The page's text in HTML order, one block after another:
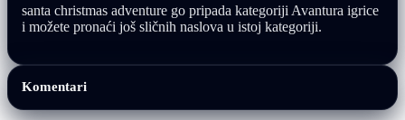
santa christmas adventure go pripada kategoriji Avantura igrice
i možete pronaći još sličnih naslova u istoj kategoriji.
Komentari